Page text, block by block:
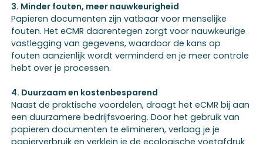
3. Minder fouten, meer nauwkeurigheid
Papieren documenten zijn vatbaar voor menselijke
fouten. Het eCMR daarentegen zorgt voor nauwkeurige
vastlegging van gegevens, waardoor de kans op
fouten aanzienlijk wordt verminderd en je meer controle
hebt over je processen.
4. Duurzaam en kostenbesparend
Naast de praktische voordelen, draagt het eCMR bij aan
een duurzamere bedrijfsvoering. Door het gebruik van
papieren documenten te elimineren, verlaag je je